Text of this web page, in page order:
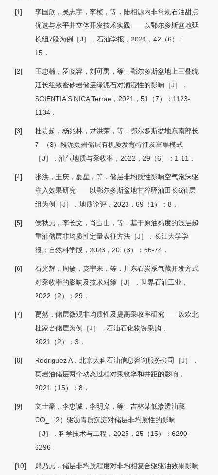
[1]
李国欣，吴志宇，李桢，等．陆相源内非常规石油甜点
优选与水平井立体开发技术实践——以鄂尔多斯盆地延
长组7段为例［J］．石油学报，2021，42（6）：
15．
[2]
王忠楠，罗晓容，刘可禹，等．鄂尔多斯盆地上三叠统
延长组致密砂岩储层绿泥石对润湿性的影响［J］．
SCIENTIA SINICA Terrae，2021，51（7）：1123-
1134．
[3]
杜贵超，杨兆林，尹洪荣，等．鄂尔多斯盆地东南部长
7_（3）段泥页岩储层有机质发育特征及富集模式
［J］．油气地质与采收率，2022，29（6）：1-11．
[4]
张洪，王庆，夏星，等．储层非均质性影响空气泡沫驱
注入效果研究——以鄂尔多斯盆地甘谷驿油田长6油层
组为例［J］．地质论评，2023，69（1）：8．
[5]
侯秋元，李长文，肖占山，等．基于原油黏度的浅层超
重油储层非均质性定量表征方法［J］．长江大学学
报：自然科学版，2023，20（3）：66-74．
[6]
石光辉，周敏，庞宇来，等．川东石炭系气藏开发方式
对采收率的影响及技术对策［J］．世界石油工业，
2022（2）：29．
[7]
贾然．储层微观非均质性及提高采收率研究——以欢北
杜家台储层为例［J］．石油石化物资采购，
2021（2）：3．
[8]
Rodriguez A．北京太科石油信息咨询服务公司［J］．
页岩油储层两个动态过程对采收率和井距的影响，
2021（15）：8．
[9]
文士豪，李忠诚，李明义，等．吉林某低渗透油藏
CO_（2）驱沥青质沉淀对储层非均质性的影响
［J］．科学技术与工程，2025，25（15）：6290-
6296．
[10]
郑乃元．储层非均质程度对非均相复合驱驱油效果影响